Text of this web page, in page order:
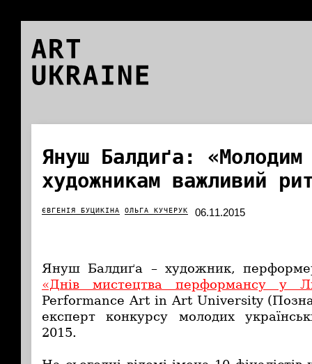
ART
UKRAINE
Януш Балдиґа: «Молодим
художникам важливий
ЄВГЕНІЯ БУЦИКІНА ОЛЬГА КУЧЕРУК 06.11.2015
Януш Балдиґа – художник,
«Днів мистецтва перформансу у
Performance Art in Art University
експерт конкурсу молодих
2015.